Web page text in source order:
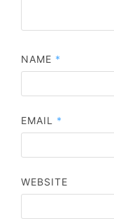
NAME *
EMAIL *
WEBSITE